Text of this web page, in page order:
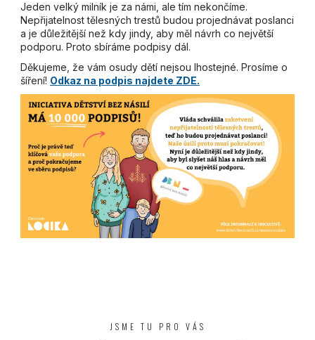
Jeden velký milník je za námi, ale tím nekončíme.
Nepřijatelnost tělesných trestů budou projednávat poslanci
a je důležitější než kdy jindy, aby měl návrh co největší
podporu. Proto sbíráme podpisy dál.
Děkujeme, že vám osudy dětí nejsou lhostejné. Prosíme o
šíření! Odkaz na podpis najdete ZDE.
JSME TU PRO VÁS